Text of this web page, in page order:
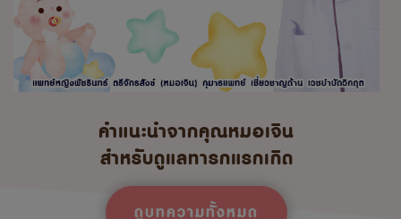
คำแนะนำจากคุณหมอเจิน
สำหรับดูแลทารกแรกเกิด
ดูบทความทั้งหมด